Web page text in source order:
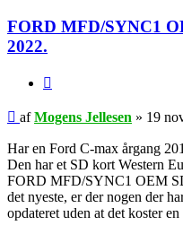
FORD MFD/SYNC1
2022.
Indlæg
afMogens Jellesen » 19
Har en Ford C-max årgang
Den har et SD kort Western
FORD MFD/SYNC1 OEM
det nyeste, er der nogen der
opdateret uden at det koster